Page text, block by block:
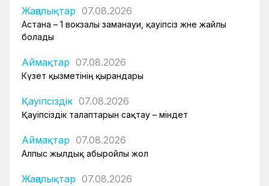
Жаңалықтар 07.08.2026
Астана – 1 вокзалы заманауи, қауіпсіз және жайлы
болады
Аймақтар 07.08.2026
Күзет қызметінің қырандары
Қауіпсіздік 07.08.2026
Қауіпсіздік талаптарын сақтау – міндет
Аймақтар 07.08.2026
Алпыс жылдық абыройлы жол
Жаңалықтар 07.08.2026